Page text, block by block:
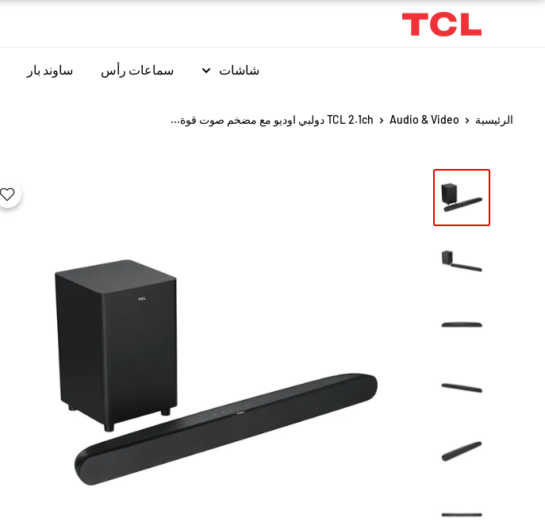
شاشات سماعات رأس ساوند بار
الرئيسية Audio & Video TCL 2.1ch دولبي اوديو مع مضخم صوت قوة...